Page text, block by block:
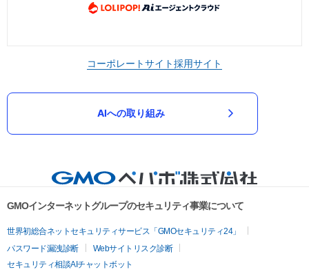
コーポレートサイト採用サイト
AIへの取り組み
GMOインターネットグループのセキュリティ事業について
世界初総合ネットセキュリティサービス「GMOセキュリティ24」
パスワード漏洩診断
Webサイトリスク診断
セキュリティ相談AIチャットボット